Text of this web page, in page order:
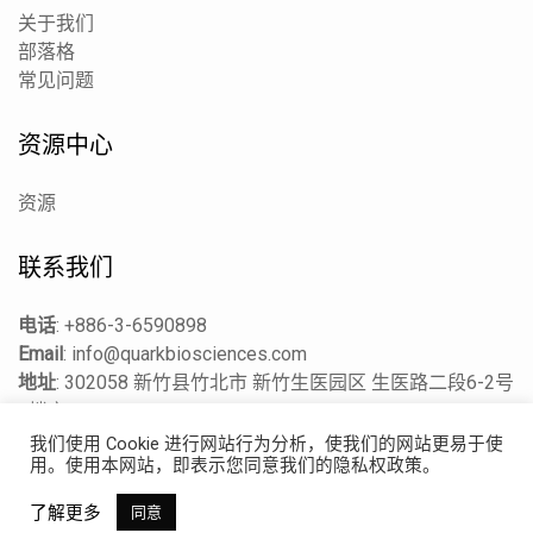
关于我们
部落格
常见问题
资源中心
资源
联系我们
电话: +886-3-6590898
Email : info@quarkbiosciences.com
地址: 302058 新竹县竹北市 新竹生医园区 生医路二段6-2号
版权所有 © 2022 奎克生技
我们使用 Cookie 进行网站行为分析，使我们的网站更易于使
用。使用本网站，即表示您同意我们的隐私权政策。
了解更多 同意